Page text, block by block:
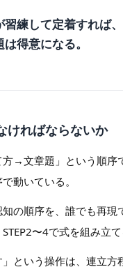
練して定着すれば、
得意になる。
ければならないか
→文章題」という順序
動いている。
の順序を、誰でも再現
〜4で式を組み立
」という操作は、連立